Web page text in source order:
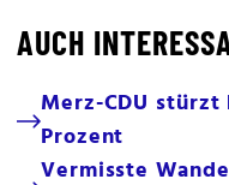
AUCH
Merz-CDU
Prozent
Vermisste